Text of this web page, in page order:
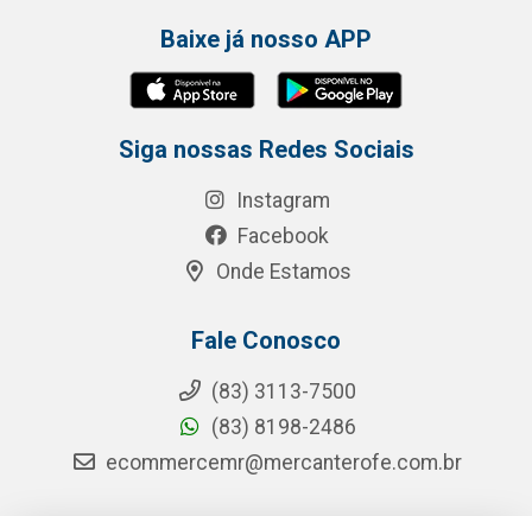
Baixe já nosso APP
Siga nossas Redes Sociais
Instagram
Facebook
Onde Estamos
Fale Conosco
(83) 3113-7500
(83) 8198-2486
ecommercemr@mercanterofe.com.br